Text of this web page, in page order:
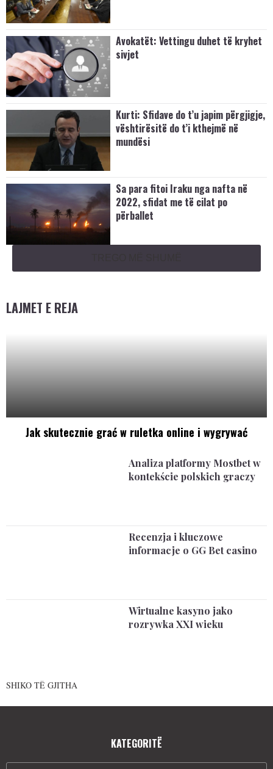
Avokatët: Vettingu duhet të kryhet
sivjet
Kurti: Sfidave do t’u japim përgjigje,
vështirësitë do t’i kthejmë në
mundësi
Sa para fitoi Iraku nga nafta në
2022, sfidat me të cilat po
përballet
LAJMET E REJA
Jak skutecznie grać w ruletka online i wygrywać
Analiza platformy Mostbet w
kontekście polskich graczy
Recenzja i kluczowe
informacje o GG Bet casino
Wirtualne kasyno jako
rozrywka XXI wieku
SHIKO TË GJITHA
KATEGORITË